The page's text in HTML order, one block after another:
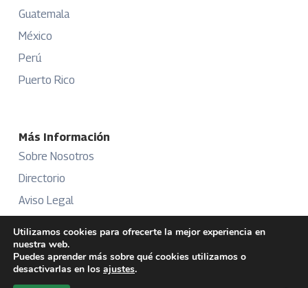
Guatemala
México
Perú
Puerto Rico
Más Información
Sobre Nosotros
Directorio
Aviso Legal
Publicidad
Utilizamos cookies para ofrecerte la mejor experiencia en
nuestra web.
Puedes aprender más sobre qué cookies utilizamos o
desactivarlas en los ajustes.